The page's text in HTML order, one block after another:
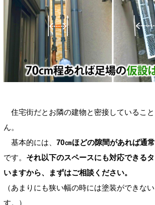
住宅街だとお隣の建物と密接しているこ
ん。
基本的には、 70㎝ほどの隙間があれば通
です。 それ以下のスペースにも対応できる
いますから、まずはご相談ください。
（あまりにも狭い幅の時には塗装ができな
す。）